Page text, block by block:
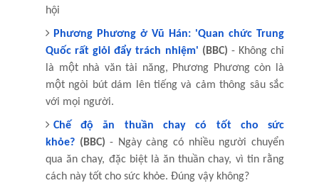
hội
Phương Phương ở Vũ Hán: 'Quan chức Trung
Quốc rất giỏi đẩy trách nhiệm' (BBC) - Không chỉ
là một nhà văn tài năng, Phương Phương còn là
một ngòi bút dám lên tiếng và cảm thông sâu sắc
với mọi người.
Chế độ ăn thuần chay có tốt cho sức
khỏe?(BBC) - Ngày càng có nhiều người chuyển
qua ăn chay, đặc biệt là ăn thuần chay, vì tin rằng
cách này tốt cho sức khỏe. Đúng vậy không?